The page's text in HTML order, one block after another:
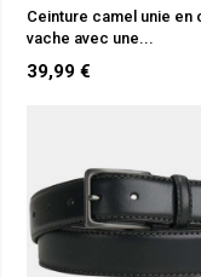
Ceinture camel unie en
vache avec une...
39,99 €